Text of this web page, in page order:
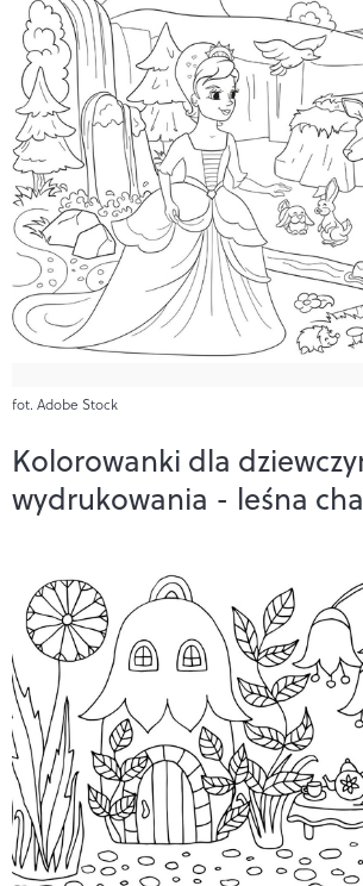
fot. Adobe Stock
Kolorowanki dla
wydrukowania - leśna